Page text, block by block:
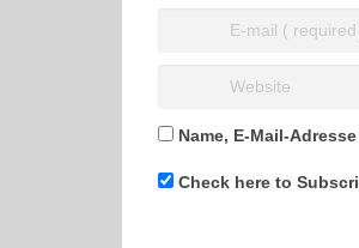
Name, E-Mail-
Check here to